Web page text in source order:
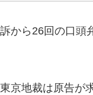
から26回の口頭
京地裁は原告が